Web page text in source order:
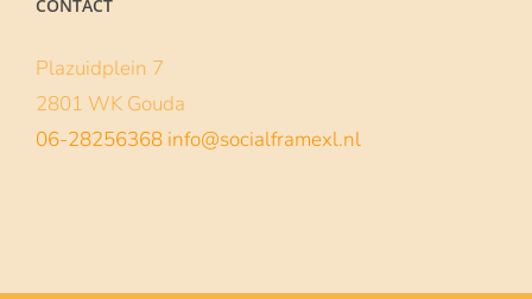
CONTACT
Plazuidplein 7
2801 WK Gouda
06-28256368 info@socialframexl.nl